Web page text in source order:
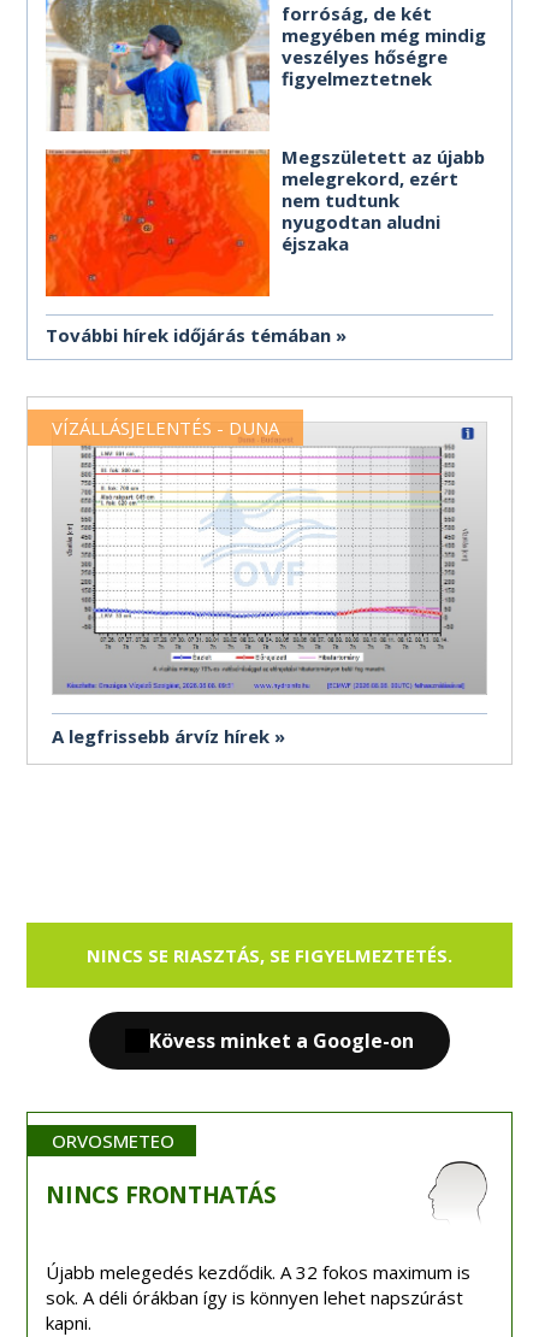
forróság, de két
megyében még mindig
veszélyes hőségre
figyelmeztetnek
Megszületett az újabb
melegrekord, ezért
nem tudtunk
nyugodtan aludni
éjszaka
További hírek időjárás témában
VÍZÁLLÁSJELENTÉS - DUNA
A legfrissebb árvíz hírek
NINCS SE RIASZTÁS, SE FIGYELMEZTETÉS.
Kövess minket a Google-on
ORVOSMETEO
NINCS FRONTHATÁS
Újabb melegedés kezdődik. A 32 fokos maximum is
sok. A déli órákban így is könnyen lehet napszúrást
kapni.